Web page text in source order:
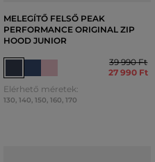
MELEGÍTŐ FELSŐ PEAK
PERFORMANCE ORIGINAL ZIP
HOOD JUNIOR
39 990 Ft
27 990 Ft
Elérhető méretek:
130, 140, 150, 160, 170